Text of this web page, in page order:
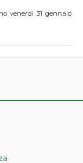
venerdì 31 gennaio